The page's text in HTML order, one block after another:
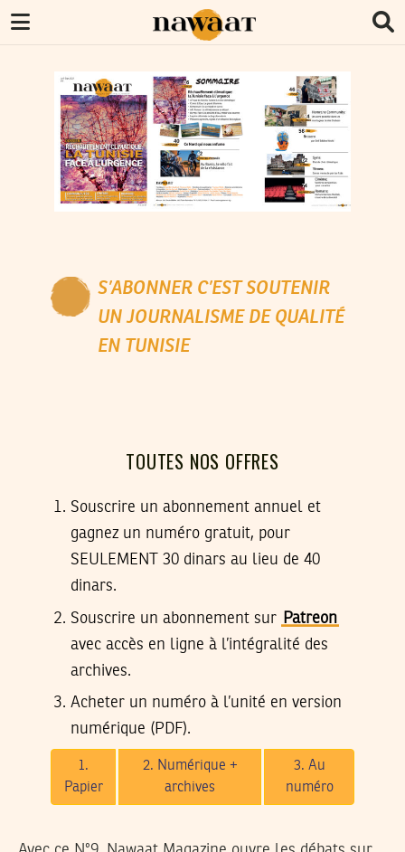
S’ABONNER C’EST SOUTENIR
UN JOURNALISME DE QUALITÉ
EN TUNISIE
TOUTES NOS OFFRES
Souscrire un abonnement annuel et
gagnez un numéro gratuit, pour
SEULEMENT 30 dinars au lieu de 40
dinars.
Souscrire un abonnement sur Patreon
avec accès en ligne à l’intégralité des
archives.
Acheter un numéro à l’unité en version
numérique (PDF).
1.
Papier
2. Numérique +
archives
3. Au
numéro